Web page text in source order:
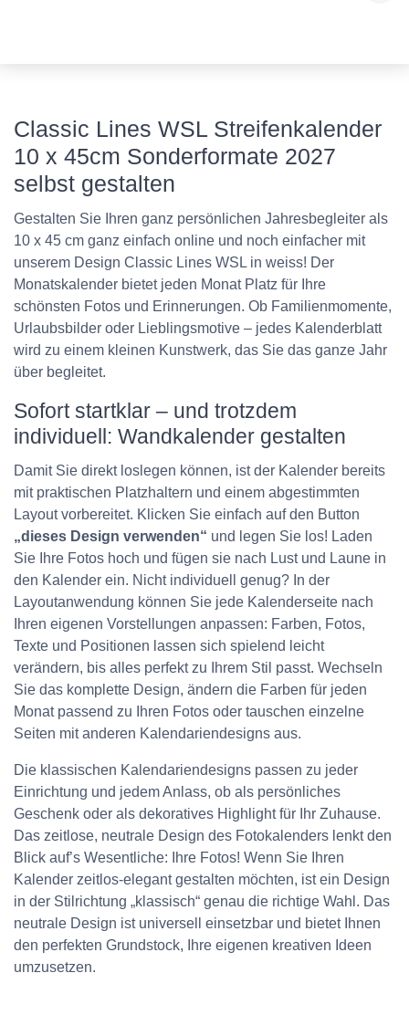
Classic Lines WSL Streifenkalender
10 x 45cm Sonderformate 2027
selbst gestalten
Gestalten Sie Ihren ganz persönlichen Jahresbegleiter als
10 x 45 cm ganz einfach online und noch einfacher mit
unserem Design Classic Lines WSL in weiss! Der
Monatskalender bietet jeden Monat Platz für Ihre
schönsten Fotos und Erinnerungen. Ob Familienmomente,
Urlaubsbilder oder Lieblingsmotive – jedes Kalenderblatt
wird zu einem kleinen Kunstwerk, das Sie das ganze Jahr
über begleitet.
Sofort startklar – und trotzdem
individuell: Wandkalender gestalten
Damit Sie direkt loslegen können, ist der Kalender bereits
mit praktischen Platzhaltern und einem abgestimmten
Layout vorbereitet. Klicken Sie einfach auf den Button
„dieses Design verwenden“ und legen Sie los! Laden
Sie Ihre Fotos hoch und fügen sie nach Lust und Laune in
den Kalender ein. Nicht individuell genug? In der
Layoutanwendung können Sie jede Kalenderseite nach
Ihren eigenen Vorstellungen anpassen: Farben, Fotos,
Texte und Positionen lassen sich spielend leicht
verändern, bis alles perfekt zu Ihrem Stil passt. Wechseln
Sie das komplette Design, ändern die Farben für jeden
Monat passend zu Ihren Fotos oder tauschen einzelne
Seiten mit anderen Kalendariendesigns aus.
Die klassischen Kalendariendesigns passen zu jeder
Einrichtung und jedem Anlass, ob als persönliches
Geschenk oder als dekoratives Highlight für Ihr Zuhause.
Das zeitlose, neutrale Design des Fotokalenders lenkt den
Blick auf’s Wesentliche: Ihre Fotos! Wenn Sie Ihren
Kalender zeitlos-elegant gestalten möchten, ist ein Design
in der Stilrichtung „klassisch“ genau die richtige Wahl. Das
neutrale Design ist universell einsetzbar und bietet Ihnen
den perfekten Grundstock, Ihre eigenen kreativen Ideen
umzusetzen.